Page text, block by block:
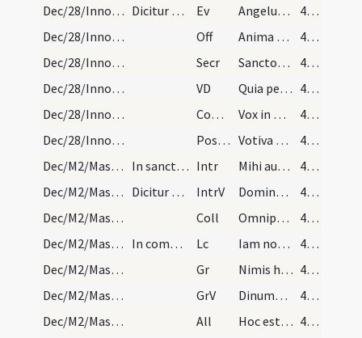
Dec/28/Innocentes/M2/Mass Propers
Dicitur Credo. Ev Angelus Domini apparuit in somnis Ioseph
48 (12v)
Dec/28/Innocentes/M2/Mass Propers
Off Anima nostra sicut passer erepta est
49 (13r)
Dec/28/Innocentes/M2/Mass Propers
Secr Sanctorum tuorum nobis Domine pia non desit
49 (13r)
Dec/28/Innocentes/M2/Mass Propers
VD Quia per incarnati Verbi
49 (13r)
Dec/28/Innocentes/M2/Mass Propers
Comm Vox in Rama audita est
49 (13r)
Dec/28/Innocentes/M2/Mass Propers
Postcomm Votiva quaesumus Domine dona percepimus
49 (13r)
Dec/M2/Mass Propers
In sancti Trophimi. Intr Mihi autem nimis honorati sunt
49 (13r)
Dec/M2/Mass Propers
Dicitur Gloria in excelsis. IntrV Domine probasti me
49 (13r)
Dec/M2/Mass Propers
Coll Omnipotens sempiterne Deus qui apostolo tuo Trophimo catholicae ... socientur in caelis.
49 (13r)
Dec/M2/Mass Propers
In communi folio primo. Lc Iam non estis hospites
49 (13r)
Dec/M2/Mass Propers
Gr Nimis honorati sunt
49 (13r)
Dec/M2/Mass Propers
GrV Dinumerabo eos
49 (13r)
Dec/M2/Mass Propers
All Hoc est praeceptum meum
49 (13r)